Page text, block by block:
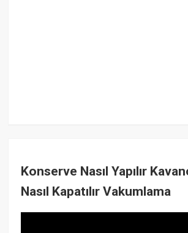
Konserve Nasıl Yapılır
Nasıl Kapatılır Vakumlama